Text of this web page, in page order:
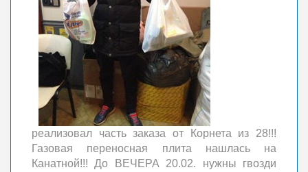
реализовал часть заказа от Корнета из 28!!!
Газовая переносная плита нашлась на
Канатной!!! До ВЕЧЕРА 20.02. нужны гвозди